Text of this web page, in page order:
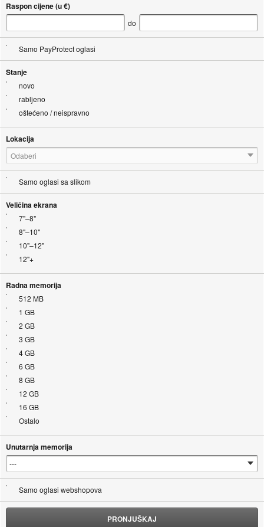
Raspon cijene (u €)
do
Samo PayProtect oglasi
Stanje
novo
rabljeno
oštećeno / neispravno
Lokacija
Odaberi
Samo oglasi sa slikom
Veličina ekrana
7"–8"
8"–10"
10"–12"
12"+
Radna memorija
512 MB
1 GB
2 GB
3 GB
4 GB
6 GB
8 GB
12 GB
16 GB
Ostalo
Unutarnja memorija
Samo oglasi webshopova
PRONJUŠKAJ